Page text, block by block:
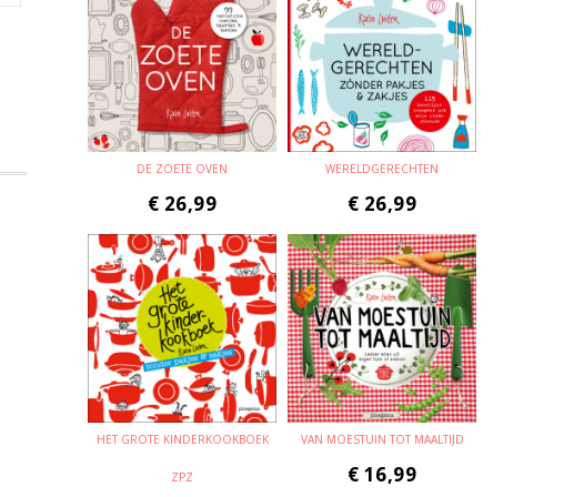
DE ZOETE OVEN
€ 26,99
WERELDGERECHTEN
€ 26,99
HET GROTE KINDERKOOKBOEK
ZPZ
VAN MOESTUIN TOT MAALTIJD
€ 16,99